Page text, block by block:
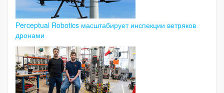
Perceptual Robotics масштабирует инспекции ветряков
дронами